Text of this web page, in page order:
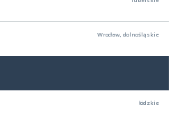
Wrocław, dolnośląskie
łódzkie